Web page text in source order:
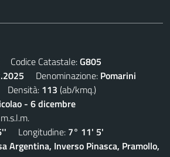
Codice Catastale:G805
Denominazione: Pomarini
Densità: 113 (ab/kmq.)
- 6 dicembre
m.s.l.m.
Longitudine: 7° 11' 5'
Argentina, Inverso Pinasca, Pramollo,